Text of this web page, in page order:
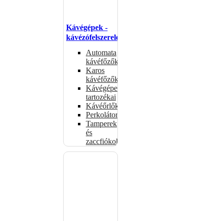
Kávégépek -
kávézófelszerelés
Automata
kávéfőzők
Karos
kávéfőzők
Kávégépek
tartozékai
Kávéőrlők
Perkolátorok
Tamperek
és
zaccfiókok